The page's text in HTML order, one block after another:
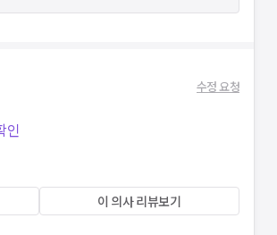
수정 요청
인
이 의사 리뷰보기